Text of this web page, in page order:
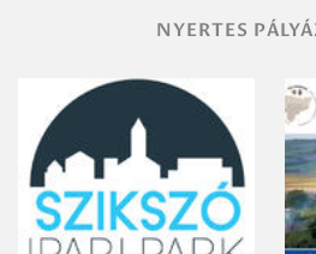
NYERTES